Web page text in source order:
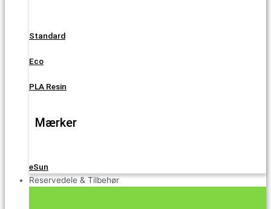
Standard
Eco
PLA Resin
Mærker
eSun
Reservedele & Tilbehør